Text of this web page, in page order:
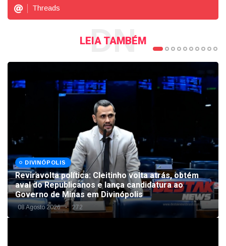
Threads
LEIA TAMBÉM
DN
DIVINÓPOLIS
Reviravolta política: Cleitinho volta atrás, obtém
aval do Republicanos e lança candidatura ao
Governo de Minas em Divinópolis
08 Agosto 2026 272